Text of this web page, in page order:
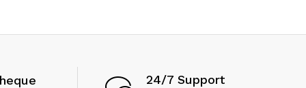
24/7 Support